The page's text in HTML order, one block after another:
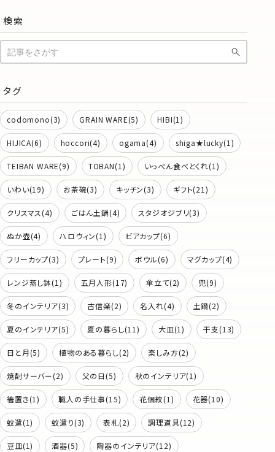
検索
タグ
codomono(3) GRAIN WARE(5) HIBI(1)
HIJICA(6) hoccori(4) ogama(4) shiga★lucky(1)
TEIBAN WARE(9) TOBAN(1) いっぺん食べとくれ(1)
いわい(19) お茶碗(3) キッチン(3) ギフト(21)
クリスマス(4) ごはん土鍋(4) スタジオジブリ(3)
ぬか壺(4) ハロウィン(1) ビアカップ(6)
フリーカップ(3) プレート(9) ボウル(6) マグカップ(4)
レンジ蒸し鉢(1) 五月人形(17) 傘立て(2) 兜(9)
冬のインテリア(3) 古信楽(2) 名入れ(4) 土鍋(2)
夏のインテリア(5) 夏の暮らし(11) 大皿(1) 干支(13)
日と月(5) 植物のある暮らし(2) 楽しみ方(2)
焼酎サーバー(2) 父の日(5) 秋のインテリア(1)
箸置き(1) 職人の手仕事(15) 花個紋(1) 花器(10)
蚊遣(1) 蚊遣り(3) 表札(2) 調理道具(12)
豆皿(1) 酒器(5) 陶器のインテリア(12)